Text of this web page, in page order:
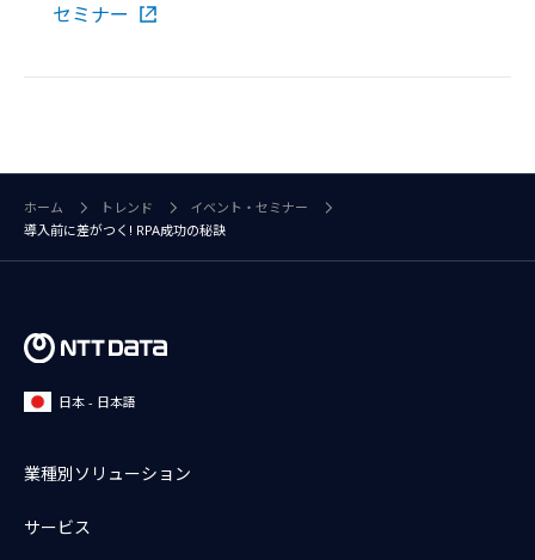
セミナー
ホーム トレンド
イベント・セミナー
導入前に差がつく! RPA成功の秘訣
日本 - 日本語
業種別ソリューション
サービス